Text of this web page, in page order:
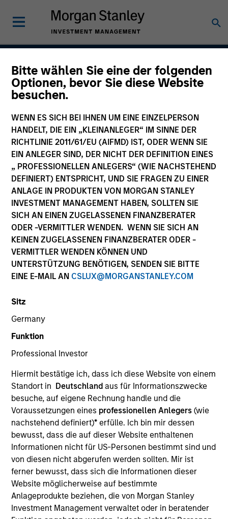
Bitte wählen Sie eine der folgenden
Optionen, bevor Sie diese Website
besuchen.
WENN ES SICH BEI IHNEN UM EINE EINZELPERSON
HANDELT, DIE EIN „KLEINANLEGER“ IM SINNE DER
RICHTLINIE 2011/61/EU (AIFMD) IST, ODER WENN SIE
EIN ANLEGER SIND, DER NICHT DER DEFINITION EINES
„ PROFESSIONELLEN ANLEGERS“ (WIE NACHSTEHEND
DEFINIERT) ENTSPRICHT, UND SIE FRAGEN ZU EINER
ANLAGE IN PRODUKTEN VON MORGAN STANLEY
INVESTMENT MANAGEMENT HABEN, SOLLTEN SIE
SICH AN EINEN ZUGELASSENEN FINANZBERATER
ODER -VERMITTLER WENDEN. WENN SIE SICH AN
KEINEN ZUGELASSENEN FINANZBERATER ODER -
VERMITTLER WENDEN KÖNNEN UND
UNTERSTÜTZUNG BENÖTIGEN, SENDEN SIE BITTE
EINE E-MAIL AN CSLUX@MORGANSTANLEY.COM
Sitz
Germany
Funktion
Professional Investor
Hiermit bestätige ich, dass ich diese Website von einem
Standort in Deutschland aus für Informationszwecke
besuche, auf eigene Rechnung handle und die
Voraussetzungen eines professionellen Anlegers(wie
nachstehend definiert)* erfülle. Ich bin mir dessen
bewusst, dass die auf dieser Website enthaltenen
Informationen nicht für US-Personen bestimmt sind und
von diesen nicht abgerufen werden sollten. Mir ist
ferner bewusst, dass sich die Informationen dieser
Website möglicherweise auf bestimmte
Anlageprodukte beziehen, die von Morgan Stanley
Investment Management verwaltet oder in beratender
Outsourced CIO
Programs
Asset Class
Multi-Asset
Insights
Overview
solutions, encompassing both traditional and alternative
investments, that are tailored to the specific needs and
Portfolio Managers
Rui de Figueiredo, Ph.D.
Managing Director